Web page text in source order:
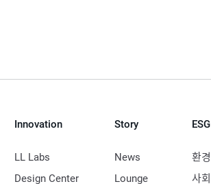
Innovation
LL Labs
Design Center
Story
News
Lounge
ESG
환경
사회